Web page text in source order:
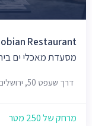
Restaurant
מסעדת מאכלי ים
דרך שעפט 50, ירושלים
מרחק של 250 מטר